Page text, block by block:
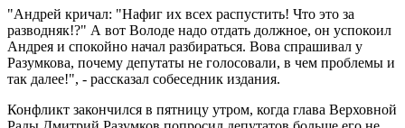
"Андрей кричал: "Нафиг их всех распустить! Что это за
разводняк!?" А вот Володе надо отдать должное, он успокоил
Андрея и спокойно начал разбираться. Вова спрашивал у
Разумкова, почему депутаты не голосовали, в чем проблемы и
так далее!", - рассказал собеседник издания.
Конфликт закончился в пятницу утром, когда глава Верховной